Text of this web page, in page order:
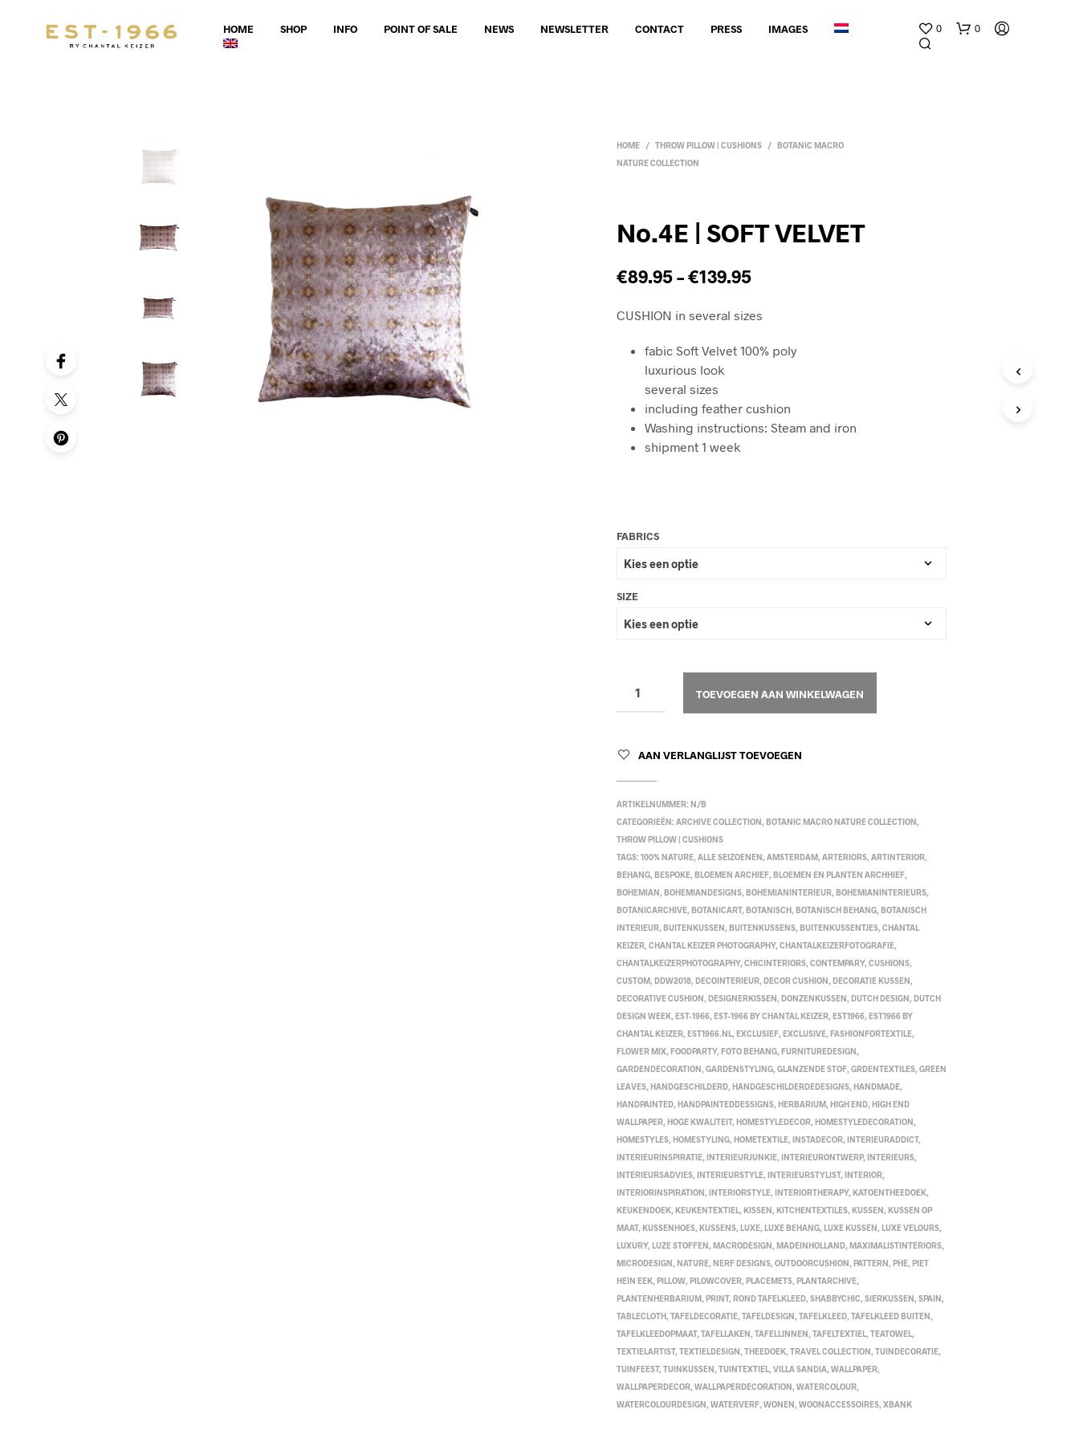
HOME SHOP INFO POINT OF SALE NEWS NEWSLETTER CONTACT PRESS IMAGES 0 0
HOME / THROW PILLOW | CUSHIONS /
BOTANIC MACRO
NATURE COLLECTION
No.4E | SOFT VELVET
€89.95–€139.95
CUSHION in several sizes
fabic Soft Velvet 100% poly
luxurious look
several sizes
including feather cushion
Washing instructions: Steam and iron
shipment 1 week
FABRICS
SIZE
TOEVOEGEN AAN WINKELWAGEN
AAN VERLANGLIJST TOEVOEGEN
ARTIKELNUMMER: N/B
CATEGORIEËN:ARCHIVE COLLECTION , BOTANIC MACRO NATURE COLLECTION ,
THROW PILLOW | CUSHIONS
TAGS:100% NATURE,ALLE SEIZOENEN ,AMSTERDAM ,ARTERIORS,ARTINTERIOR,
BEHANG, BESPOKE, BLOEMEN ARCHIEF, BLOEMEN EN PLANTEN ARCHHIEF,
BOHEMIAN , BOHEMIANDESIGNS, BOHEMIANINTERIEUR, BOHEMIANINTERIEURS,
BOTANICARCHIVE, BOTANICART, BOTANISCH , BOTANISCH BEHANG, BOTANISCH
INTERIEUR, BUITENKUSSEN , BUITENKUSSENS, BUITENKUSSENTJES,CHANTAL
KEIZER,CHANTAL KEIZER PHOTOGRAPHY,CHANTALKEIZERFOTOGRAFIE,
CHANTALKEIZERPHOTOGRAPHY,CHICINTERIORS,CONTEMPARY,CUSHIONS,
CUSTOM , DDW2018, DECOINTERIEUR, DECOR CUSHION , DECORATIE KUSSEN ,
DECORATIVE CUSHION , DESIGNERKISSEN , DONZENKUSSEN , DUTCH DESIGN , DUTCH
DESIGN WEEK, EST-1966, EST-1966 BY CHANTAL KEIZER, EST1966, EST1966 BY
CHANTAL KEIZER, EST1966.NL, EXCLUSIEF, EXCLUSIVE, FASHIONFORTEXTILE,
FLOWER MIX, FOODPARTY, FOTO BEHANG, FURNITUREDESIGN ,
GARDENDECORATION ,GARDENSTYLING,GLANZENDE STOF,GRDENTEXTILES,GREEN
LEAVES, HANDGESCHILDERD, HANDGESCHILDERDEDESIGNS, HANDMADE,
HANDPAINTED, HANDPAINTEDDESSIGNS, HERBARIUM , HIGH END, HIGH END
WALLPAPER, HOGE KWALITEIT, HOMESTYLEDECOR, HOMESTYLEDECORATION ,
HOMESTYLES, HOMESTYLING, HOMETEXTILE, INSTADECOR, INTERIEURADDICT,
INTERIEURINSPIRATIE, INTERIEURJUNKIE, INTERIEURONTWERP, INTERIEURS,
INTERIEURSADVIES, INTERIEURSTYLE, INTERIEURSTYLIST, INTERIOR,
INTERIORINSPIRATION , INTERIORSTYLE, INTERIORTHERAPY, KATOENTHEEDOEK,
KEUKENDOEK, KEUKENTEXTIEL, KISSEN , KITCHENTEXTILES, KUSSEN , KUSSEN OP
MAAT, KUSSENHOES, KUSSENS, LUXE, LUXE BEHANG, LUXE KUSSEN , LUXE VELOURS,
LUXURY, LUZE STOFFEN , MACRODESIGN , MADEINHOLLAND, MAXIMALISTINTERIORS,
MICRODESIGN , NATURE, NERF DESIGNS,OUTDOORCUSHION , PATTERN , PHE, PIET
HEIN EEK, PILLOW, PILOWCOVER, PLACEMETS, PLANTARCHIVE,
PLANTENHERBARIUM , PRINT, ROND TAFELKLEED,SHABBYCHIC,SIERKUSSEN ,SPAIN ,
TABLECLOTH ,TAFELDECORATIE,TAFELDESIGN ,TAFELKLEED,TAFELKLEED BUITEN ,
TAFELKLEEDOPMAAT,TAFELLAKEN ,TAFELLINNEN ,TAFELTEXTIEL,TEATOWEL,
TEXTIELARTIST,TEXTIELDESIGN ,THEEDOEK,TRAVEL COLLECTION ,TUINDECORATIE,
TUINFEEST,TUINKUSSEN ,TUINTEXTIEL,VILLA SANDIA,WALLPAPER,
WALLPAPERDECOR,WALLPAPERDECORATION ,WATERCOLOUR,
WATERCOLOURDESIGN ,WATERVERF,WONEN ,WOONACCESSOIRES,XBANK